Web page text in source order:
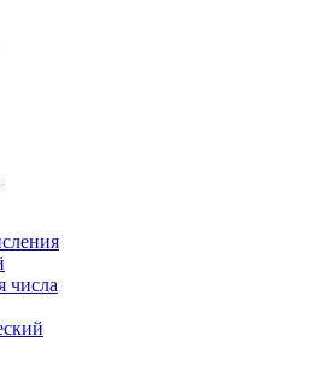
числа